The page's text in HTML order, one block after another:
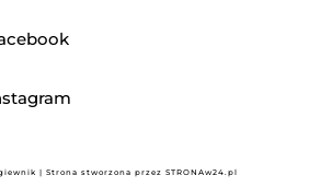
| Strona stworzona przez STRONAw24.pl